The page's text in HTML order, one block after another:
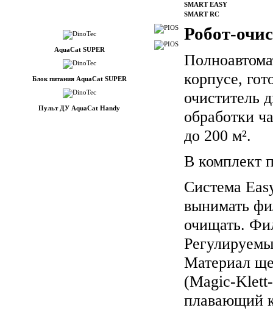
SMART EASY
SMART RC
AquaCat SUPER
Блок питания AquaCat SUPER
Пульт ДУ AquaCat Handy
Робот-
корпусе,
очиститель
обработки
до 200 м².
В комплект
Система
вынимать
очищать.
Материал
(Magic-Klett-
плавающий